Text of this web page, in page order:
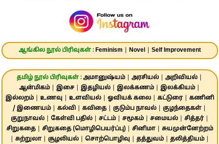
ஆங்கில நூல் பிரிவுகள் : Feminism Novel| Self Improvement
தமிழ் நூல் பிரிவுகள் : அமானுஷ்யம் அரசியல் அறிவியல்
ஆன்மிகம்
இசை இதழியல் இலக்கணம் இலக்கியம்
இல்லறம்| உணவு உளவியல்| ஓவியக் கலை| கட்டுரை| கணினி
/ இணையம்
கல்வி கவிதை குடும்ப நாவல் குழந்தைகள்|
குறுநாவல்| கேள்வி பதில்| சட்டம்| சமூகம்| சமையல்| சித்தர்|
சிறுகதை| சிறுகதை (மொழிபெயர்ப்பு)| சினிமா| சுயமுன்னேற்றம்
சுற்றுலா| சூழலியல்| சொற்பொழிவு தத்துவம்| தலித்தியம்|